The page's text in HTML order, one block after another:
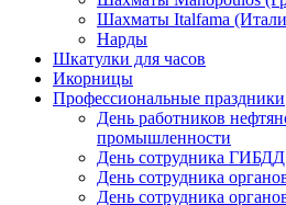
Шахматы Italfama
Нарды
Шкатулки для часов
Икорницы
Профессиональные праздники
День работников
промышленности
День сотрудника ГИБДД
День сотрудника
День сотрудника